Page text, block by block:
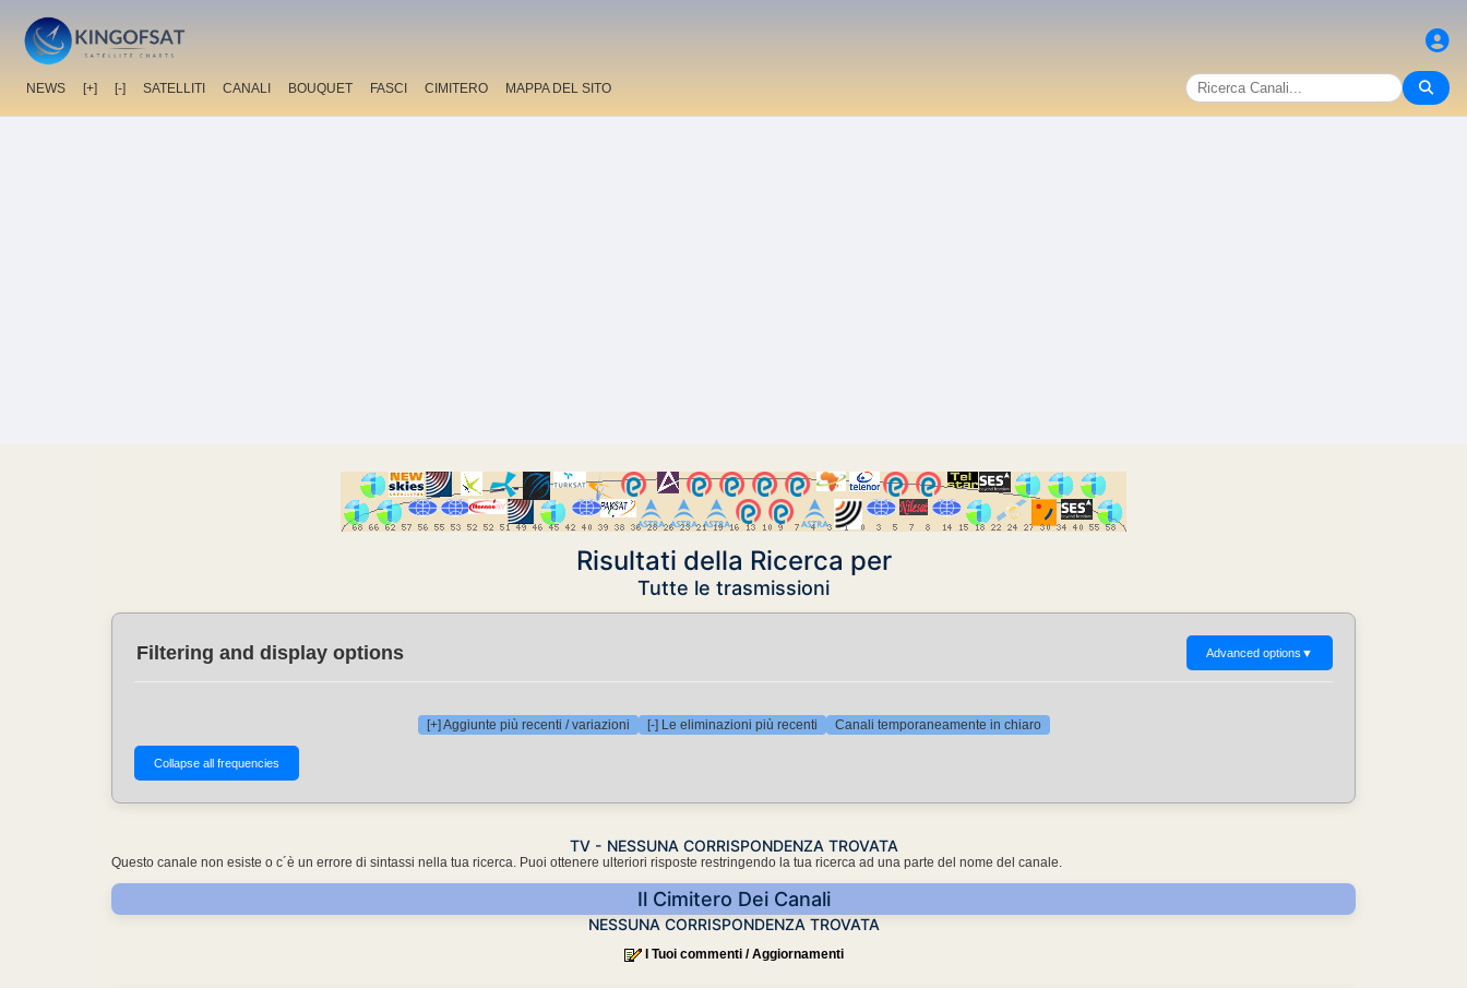
NEWS [+] [-] SATELLITI CANALI BOUQUET FASCI CIMITERO MAPPA DEL SITO
Risultati della Ricerca per
Tutte le trasmissioni
Filtering and display options Advanced options ▼
[+] Aggiunte più recenti / variazioni [-] Le eliminazioni più recenti Canali temporaneamente in chiaro
TV - NESSUNA CORRISPONDENZA TROVATA
Questo canale non esiste o c´è un errore di sintassi nella tua ricerca. Puoi ottenere ulteriori risposte restringendo la tua ricerca ad una parte del nome del canale.
Il Cimitero Dei Canali
NESSUNA CORRISPONDENZA TROVATA
I Tuoi commenti / Aggiornamenti